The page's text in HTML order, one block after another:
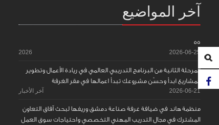
آخر المواضيع
55
2026-06-25
2026
المرحلة الثانية من البرنامج التدريبي العالمي في ريادة الأعمال وتطوير
المشاريع ابدأ وحسّن مشروعك تبدأ اعمالها في مقر الغرفة
2026-06-21 آخر الأخبار
منظمة هاند في ضيافة غرفة صناعة دمشق وريفها لبحث آفاق التعاون
المشترك في مجال التدريب المهني التخصصي واحتياجات سوق العمل